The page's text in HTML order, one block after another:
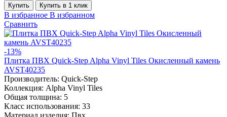
Купить Купить в 1 клик
В избранное В избранном
Сравнить
-13%
Плитка ПВХ Quick-Step Alpha Vinyl Tiles Окисленный камень
AVST40235
Производитель: Quick-Step
Коллекция: Alpha Vinyl Tiles
Общая толщина: 5
Класс использования: 33
Материал изделия: Пвх